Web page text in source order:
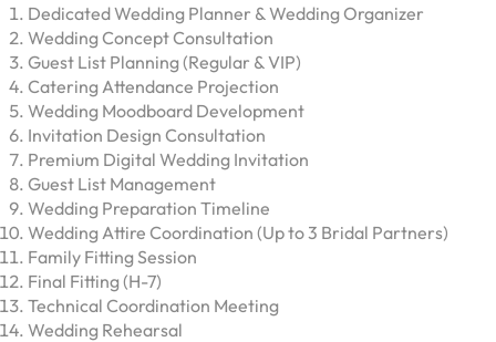
Dedicated Wedding Planner & Wedding Organizer
Wedding Concept Consultation
Guest List Planning (Regular & VIP)
Catering Attendance Projection
Wedding Moodboard Development
Invitation Design Consultation
Premium Digital Wedding Invitation
Guest List Management
Wedding Preparation Timeline
Wedding Attire Coordination (Up to 3 Bridal Partners)
Family Fitting Session
Final Fitting (H-7)
Technical Coordination Meeting
Wedding Rehearsal